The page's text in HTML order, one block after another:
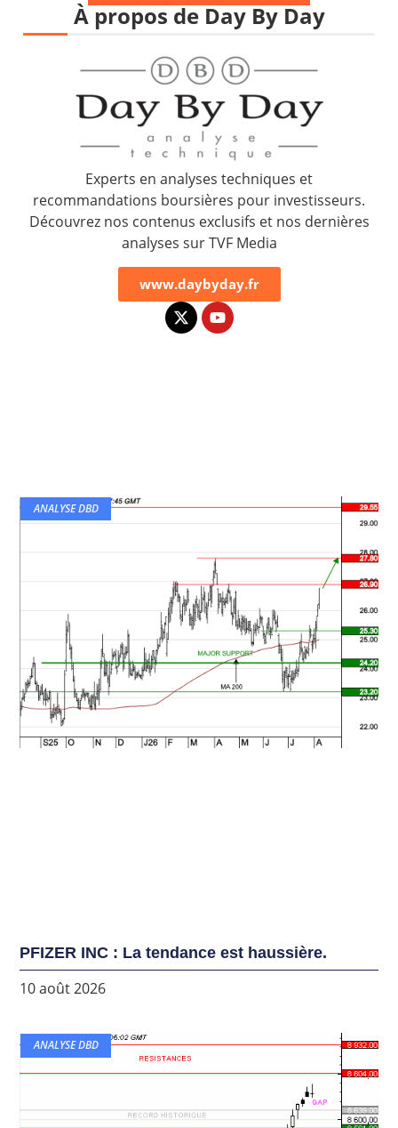
À propos de Day By Day
Experts en analyses techniques et
recommandations boursières pour investisseurs.
Découvrez nos contenus exclusifs et nos dernières
analyses sur TVF Media
www.daybyday.fr
ANALYSE DBD
PFIZER INC : La tendance est haussière.
10 août 2026
ANALYSE DBD